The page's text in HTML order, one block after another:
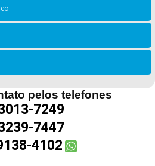
pelos telefones
7249
7447
4102